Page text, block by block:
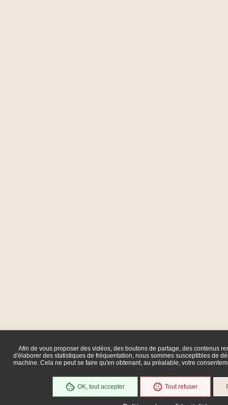
Afin de vous proposer des vidéos, des boutons de partage, des contenus
d'élaborer des statistiques de fréquentation, nous sommes susceptibles de
machine. Cela ne peut se faire qu'en obtenant, au préalable, votre
OK, tout accepter Tout refuser